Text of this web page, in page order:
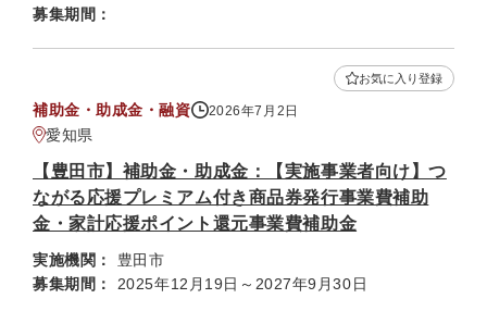
募集期間：
補助金・助成金・融資 2026年7月2日
愛知県
お気に入り登録
【豊田市】補助金・助成金：【実施事業者向け】つ
ながる応援プレミアム付き商品券発行事業費補助
金・家計応援ポイント還元事業費補助金
実施機関：
豊田市
募集期間：
2025年12月19日～2027年9月30日